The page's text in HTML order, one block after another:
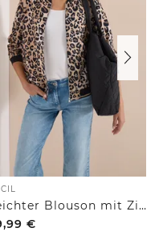
Leichter Blouson mit Zipper und Leo-Print
€